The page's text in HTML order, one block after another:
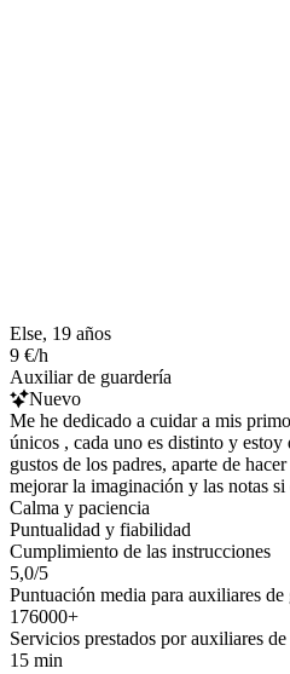
Else, 19 años
9 €/h
Auxiliar de guardería
Nuevo
Me he dedicado a cuidar a mis
únicos , cada uno es distinto y estoy
gustos de los padres, aparte de
mejorar la imaginación y las notas si
Calma y paciencia
Puntualidad y fiabilidad
Cumplimiento de las instrucciones
5,0/5
Puntuación media para auxiliares
176000+
Servicios prestados por auxiliares
15 min